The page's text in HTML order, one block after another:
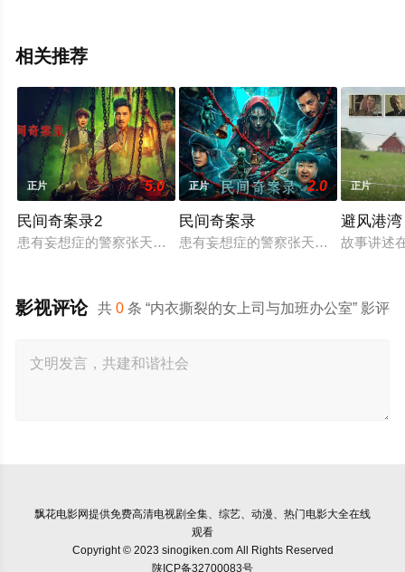
相关推荐
正片 5.0
民间奇案录2
患有妄想症的警察张天盛遇上一起离奇的神像杀人事件，勘案过
正片 2.0
民间奇案录
患有妄想症的警察张天盛遇上一起离
正片
避风港湾
故事讲述
共0 条 “内衣撕裂的女上司与加班办公室” 影评
影视评论
飘花电影网提供免费高清电视剧全集、综艺、动漫、热门电影大全在线
观看
Copyright © 2023 sinogiken.com All Rights Reserved
陕ICP备32700083号